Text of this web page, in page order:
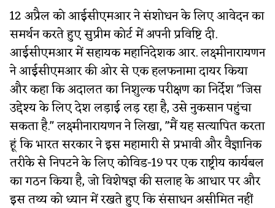
12 अप्रैल को आईसीएमआर ने संशोधन के लिए आवेदन का
समर्थन करते हुए सुप्रीम कोर्ट में अपनी प्रविष्टि दी.
आईसीएमआर में सहायक महानिदेशक आर. लक्ष्मीनारायणन
ने आईसीएमआर की ओर से एक हलफनामा दायर किया
और कहा कि अदालत का निशुल्क परीक्षण का निर्देश "जिस
उद्देश्य के लिए देश लड़ाई लड़ रहा है, उसे नुकसान पहुंचा
सकता है." लक्ष्मीनारायणन ने लिखा, "मैं यह सत्यापित करता
हूं कि भारत सरकार ने इस महामारी से प्रभावी और वैज्ञानिक
तरीके से निपटने के लिए कोविड-19 पर एक राष्ट्रीय कार्यबल
का गठन किया है, जो विशेषज्ञ की सलाह के आधार पर और
इस तथ्य को ध्यान में रखते हुए कि संसाधन असीमित नहीं